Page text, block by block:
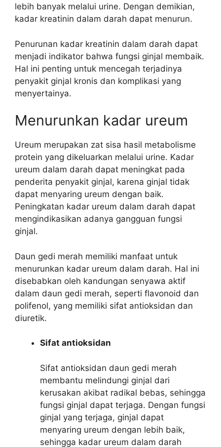
lebih banyak melalui urine. Dengan demikian,
kadar kreatinin dalam darah dapat menurun.
Penurunan kadar kreatinin dalam darah dapat
menjadi indikator bahwa fungsi ginjal membaik.
Hal ini penting untuk mencegah terjadinya
penyakit ginjal kronis dan komplikasi yang
menyertainya.
Menurunkan kadar ureum
Ureum merupakan zat sisa hasil metabolisme
protein yang dikeluarkan melalui urine. Kadar
ureum dalam darah dapat meningkat pada
penderita penyakit ginjal, karena ginjal tidak
dapat menyaring ureum dengan baik.
Peningkatan kadar ureum dalam darah dapat
mengindikasikan adanya gangguan fungsi
ginjal.
Daun gedi merah memiliki manfaat untuk
menurunkan kadar ureum dalam darah. Hal ini
disebabkan oleh kandungan senyawa aktif
dalam daun gedi merah, seperti flavonoid dan
polifenol, yang memiliki sifat antioksidan dan
diuretik.
Sifat antioksidan
Sifat antioksidan daun gedi merah
membantu melindungi ginjal dari
kerusakan akibat radikal bebas, sehingga
fungsi ginjal dapat terjaga. Dengan fungsi
ginjal yang terjaga, ginjal dapat
menyaring ureum dengan lebih baik,
sehingga kadar ureum dalam darah